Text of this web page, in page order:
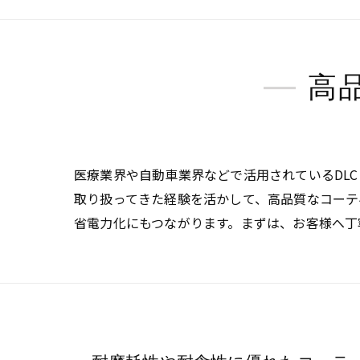
高
医療業界や自動車業界などで活用されている
取り扱ってきた経験を活かして、高品質なコー
省電力化にもつながります。まずは、お客様へ